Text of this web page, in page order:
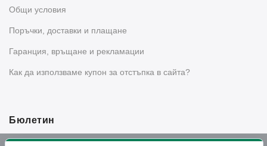
Общи условия
Поръчки, доставки и плащане
Гаранция, връщане и рекламации
Как да използваме купон за отстъпка в сайта?
Бюлетин